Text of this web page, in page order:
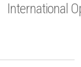
International